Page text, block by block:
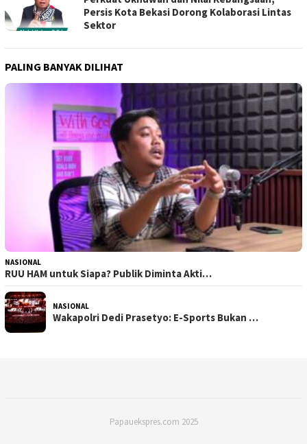
Persis Kota Bekasi Dorong Kolaborasi Lintas
Sektor
PALING BANYAK DILIHAT
NASIONAL
RUU HAM untuk Siapa? Publik Diminta Akti…
NASIONAL
Wakapolri Dedi Prasetyo: E-Sports Bukan …
Papauekspres.com 2025